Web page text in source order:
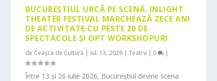
BUCUREȘTIUL URCĂ PE SCENĂ. INLIGHT
THEATER FESTIVAL MARCHEAZĂ ZECE ANI
DE ACTIVITATE CU PESTE 20 DE
SPECTACOLE ȘI OPT WORKSHOPURI
de Ceașca de Cultură | iul. 13, 2026 |Teatru | 0 |
Între 13 și 26 iulie 2026, Bucureștiul devine scena